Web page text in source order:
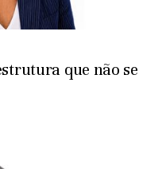
que não se